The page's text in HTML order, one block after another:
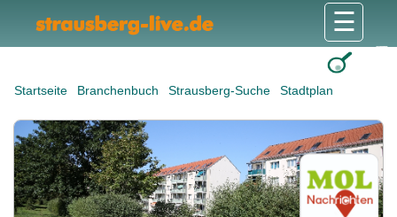
Startseite Branchenbuch Strausberg-Suche Stadtplan
☰